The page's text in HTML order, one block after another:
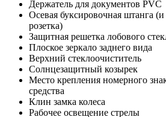
Держатель для документов PVC
Осевая буксировочная штанга (и
розетка)
Защитная решетка лобового
Плоское зеркало заднего вида
Верхний стеклоочиститель
Солнцезащитный козырек
Место крепления номерного
средства
Клин замка колеса
Рабочее освещение стрелы